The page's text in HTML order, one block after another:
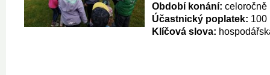
Období konání: celoročně
Účastnický poplatek: 100
Klíčová slova: